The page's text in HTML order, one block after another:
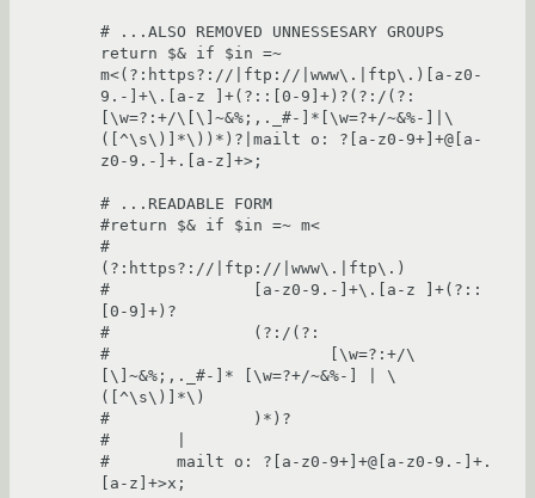
# ...ALSO REMOVED UNNESSESARY GROUPS
return $& if $in =~
m<(?:https?://|ftp://|www\.|ftp\.)[a-z0-
9.-]+\.[a-z ]+(?::[0-9]+)?(?:/(?:
[\w=?:+/\[\]~&%;,._#-]*[\w=?+/~&%-]|\
([^\s\)]*\))*)?|mailt o: ?[a-z0-9+]+@[a-
z0-9.-]+.[a-z]+>;
# ...READABLE FORM
#return $& if $in =~ m<
#
(?:https?://|ftp://|www\.|ftp\.)
#		[a-z0-9.-]+\.[a-z ]+(?::
[0-9]+)?
#		(?:/(?:
#			[\w=?:+/\
[\]~&%;,._#-]* [\w=?+/~&%-] | \
([^\s\)]*\)
#		)*)?
#	|
#	mailt o: ?[a-z0-9+]+@[a-z0-9.-]+.
[a-z]+>x;